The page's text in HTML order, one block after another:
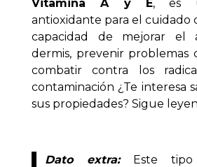
Vitamina A y E, es
antioxidante para el cuidado
capacidad de mejorar el
dermis, prevenir problemas
combatir contra los
contaminación ¿Te interesa
sus propiedades? Sigue
Dato extra:Este tipo